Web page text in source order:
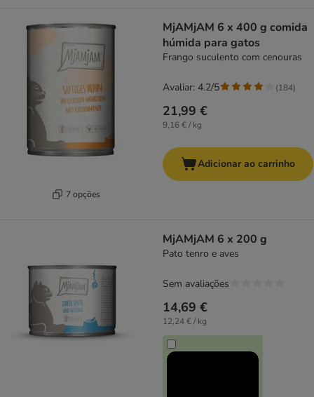
7 opções
MjAMjAM 6 x 400 g comida
húmida para gatos
Frango suculento com cenouras
21,99 €
9,16 € / kg
Avaliar: 4.2/5 (184)
Adicionar ao carrinho
MjAMjAM 6 x 200 g
Pato tenro e aves
14,69 €
12,24 € / kg
Sem avaliações